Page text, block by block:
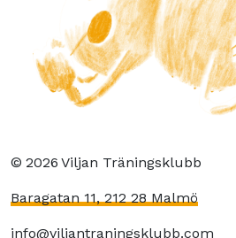
© 2026 Viljan Träningsklubb
Baragatan 11, 212 28 Malmö
info@viljantraningsklubb.com